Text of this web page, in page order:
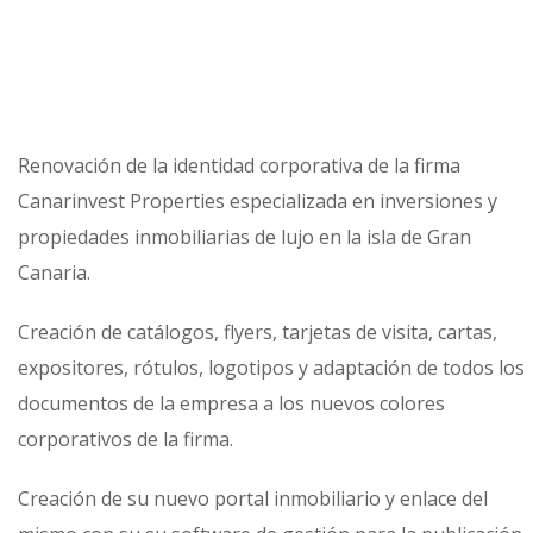
Renovación de la identidad corporativa de la firma
Canarinvest Properties especializada en inversiones y
propiedades inmobiliarias de lujo en la isla de Gran
Canaria.
Creación de catálogos, flyers, tarjetas de visita, cartas,
expositores, rótulos, logotipos y adaptación de todos los
documentos de la empresa a los nuevos colores
corporativos de la firma.
Creación de su nuevo portal inmobiliario y enlace del